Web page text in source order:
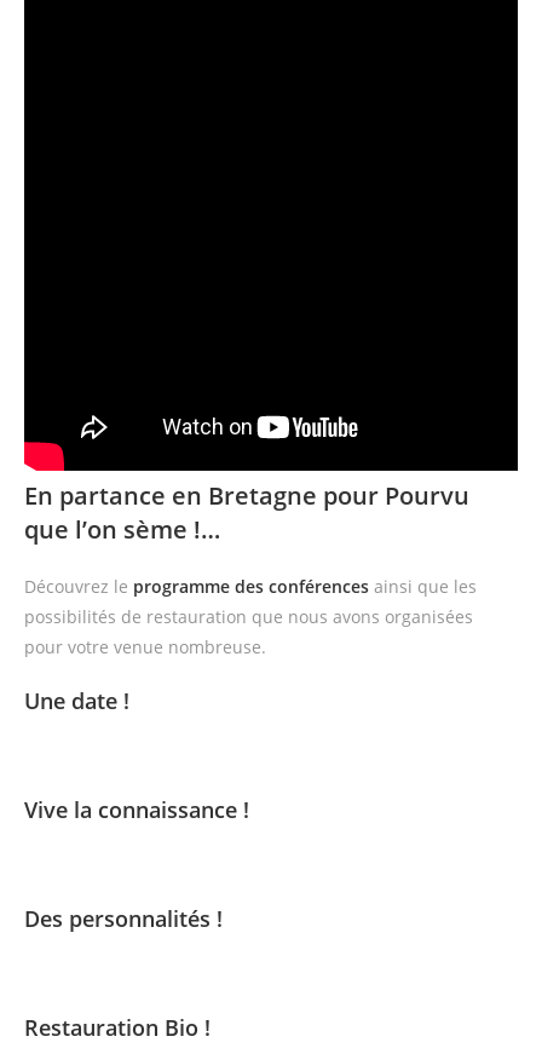
En partance en Bretagne pour Pourvu
que l’on sème !…
Découvrez le programme des conférences ainsi que les
possibilités de restauration que nous avons organisées
pour votre venue nombreuse.
Une date !
Vive la connaissance !
Des personnalités !
Restauration Bio !